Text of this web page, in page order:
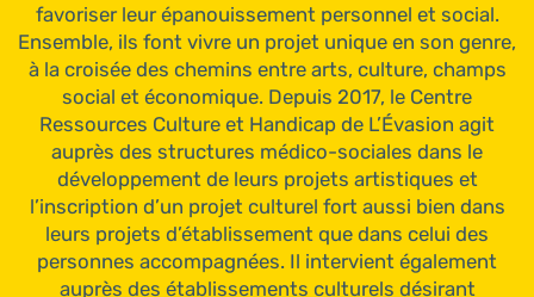
favoriser leur épanouissement personnel et social.
Ensemble, ils font vivre un projet unique en son genre,
à la croisée des chemins entre arts, culture, champs
social et économique. Depuis 2017, le Centre
Ressources Culture et Handicap de L’Évasion agit
auprès des structures médico-sociales dans le
développement de leurs projets artistiques et
l’inscription d’un projet culturel fort aussi bien dans
leurs projets d’établissement que dans celui des
personnes accompagnées. Il intervient également
auprès des établissements culturels désirant